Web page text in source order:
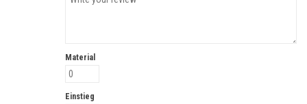
Material
Einstieg